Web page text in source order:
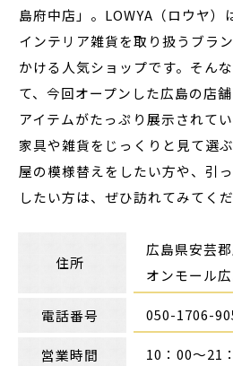
島府中店」。LOWYA（ロウヤ）
インテリア雑貨を取り扱うブラ
かける人気ショップです。そん
て、今回オープンした広島の店
アイテムがたっぷり展示されて
家具や雑貨をじっくりと見て選
屋の模様替えをしたい方や、引
したい方は、ぜひ訪れてみてく
住所
広島県安芸
オンモール
電話番号 050-1706-
営業時間 10：00～21